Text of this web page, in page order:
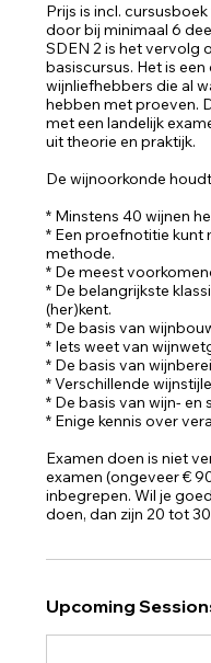
Prijs is incl.
door bij minimaal 6
SDEN 2 is het vervolg
basiscursus. Het is
wijnliefhebbers die al
hebben met proeven.
met een landelijk
uit theorie en praktijk.
De wijnoorkonde
* Minstens 40 wijnen
* Een proefnotitie kunt
methode.
* De meest
* De belangrijkste
(her)kent.
* De basis van
* Iets weet van
* De basis van
* Verschillende
* De basis van wijn-
* Enige kennis over
Examen doen is niet
examen (ongeveer €
inbegrepen. Wil je
doen, dan zijn 20 tot
Upcoming